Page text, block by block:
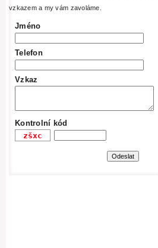
vzkazem a my vám zavoláme.
Jméno
Telefon
Vzkaz
Kontrolní kód